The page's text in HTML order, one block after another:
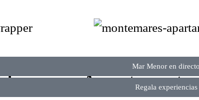
Mar Menor en directo
Regala experiencias
Apartments